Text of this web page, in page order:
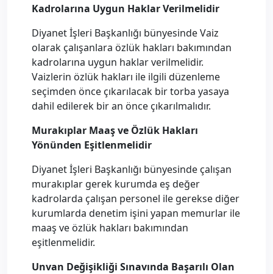
Kadrolarına Uygun Haklar Verilmelidir
Diyanet İşleri Başkanlığı bünyesinde Vaiz
olarak çalışanlara özlük hakları bakımından
kadrolarına uygun haklar verilmelidir.
Vaizlerin özlük hakları ile ilgili düzenleme
seçimden önce çıkarılacak bir torba yasaya
dahil edilerek bir an önce çıkarılmalıdır.
Murakıplar Maaş ve Özlük Hakları
Yönünden Eşitlenmelidir
Diyanet İşleri Başkanlığı bünyesinde çalışan
murakıplar gerek kurumda eş değer
kadrolarda çalışan personel ile gerekse diğer
kurumlarda denetim işini yapan memurlar ile
maaş ve özlük hakları bakımından
eşitlenmelidir.
Unvan Değişikliği Sınavında Başarılı Olan